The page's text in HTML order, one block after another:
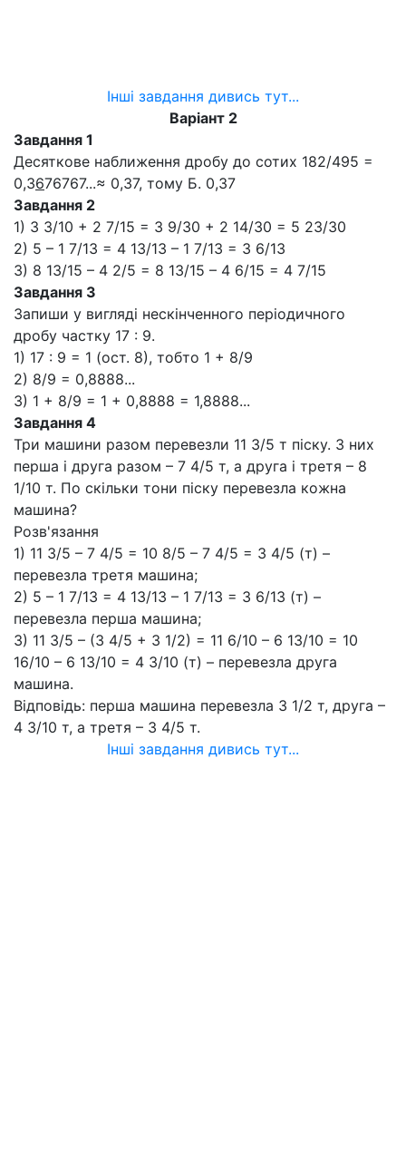
Інші завдання дивись тут...
Варіант 2
Завдання 1
Десяткове наближення дробу до сотих 182/495 =
0,3676767...≈ 0,37, тому Б. 0,37
Завдання 2
1) 3 3/10 + 2 7/15 = 3 9/30 + 2 14/30 = 5 23/30
2) 5 – 1 7/13 = 4 13/13 – 1 7/13 = 3 6/13
3) 8 13/15 – 4 2/5 = 8 13/15 – 4 6/15 = 4 7/15
Завдання 3
Запиши у вигляді нескінченного періодичного
дробу частку 17 : 9.
1) 17 : 9 = 1 (ост. 8), тобто 1 + 8/9
2) 8/9 = 0,8888...
3) 1 + 8/9 = 1 + 0,8888 = 1,8888...
Завдання 4
Три машини разом перевезли 11 3/5 т піску. З них
перша і друга разом – 7 4/5 т, а друга і третя – 8
1/10 т. По скільки тони піску перевезла кожна
машина?
Розв'язання
1) 11 3/5 – 7 4/5 = 10 8/5 – 7 4/5 = 3 4/5 (т) –
перевезла третя машина;
2) 5 – 1 7/13 = 4 13/13 – 1 7/13 = 3 6/13 (т) –
перевезла перша машина;
3) 11 3/5 – (3 4/5 + 3 1/2) = 11 6/10 – 6 13/10 = 10
16/10 – 6 13/10 = 4 3/10 (т) – перевезла друга
машина.
Відповідь: перша машина перевезла 3 1/2 т, друга –
4 3/10 т, а третя – 3 4/5 т.
Інші завдання дивись тут...